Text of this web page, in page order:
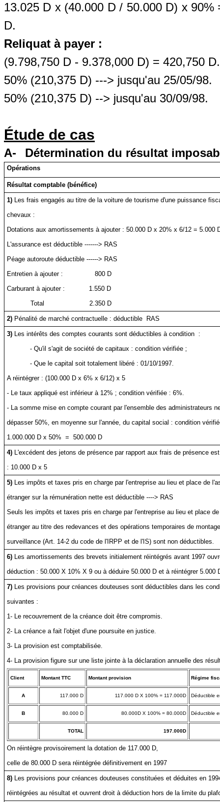
13.025 D x (40.000 D / 50.000 D) x
D.
Reliquat à payer :
(9.798,750 D - 9.378,000 D) = 420,750 D.
50% (210,375 D) ---> jusqu'au 25/05/98.
50% (210,375 D) --> jusqu'au 30/09/98.
Étude de cas
A- Détermination du résultat
Opérations
Résultat comptable (bénéfice)
1)
Les frais engagés au titre de la voiture de tourisme d'une puissance
chevaux :
Dotations aux amortissements à ajouter : 50.000 D x 20% x 6/12 = 5.000
L'assurance est déductible -------> RAS
Péage autoroute déductible ------> RAS
Entretien à ajouter :
800 D
Carburant à ajouter :
1.550 D
Total
2.350 D
2)Pénalité de marché contractuelle : déductible RAS
3) Les intérêts des comptes courants sont déductibles à condition
:
- Qu'il s'agit de société de capitaux : condition vérifiée ;
- Que le capital soit totalement libéré : 01/10/1997.
A réintégrer : (100.000 D x 6% x 6/12) x 5
- Le taux appliqué est inférieur à 12% ; condition vérifiée : 6%.
- La somme mise en compte courant par l'ensemble des administrateurs
dépasser 50%, en moyenne sur l'année, du capital social : condition
1.000.000 D x 50% = 500.000 D
4)L'excédent des jetons de présence par rapport aux frais de présence
: 10.000 D x 5
5)Les impôts et taxes pris en charge par l'entreprise au lieu et place de
étranger sur la rémunération nette est déductible ----> RAS
Seuls les impôts et taxes pris en charge par l'entreprise au lieu et place
étranger au titre des redevances et des opérations temporaires de
surveillance (Art. 14-2 du code de l'IRPP et de l'IS) sont non déductibles.
6)Les amortissements des brevets initialement réintégrés avant 1997
déduction : 50.000 X 10% X 9 ou à déduire 50.000 D et à réintégrer 5.000
7)Les provisions pour créances douteuses sont déductibles dans les
suivantes :
1- Le recouvrement de la créance doit être compromis.
2- La créance a fait l'objet d'une poursuite en justice.
3- La provision est comptabilisée.
4- La provision figure sur une liste jointe à la déclaration annuelle des
Client Montant TTC Montant provision Régime
A 117.000 D 117.000 D X 100% = 117.000D Déductible
B 80.000 D 80.000D X 100% = 80.000D Déductible
TOTAL 197.000D
On réintègre provisoirement la dotation de 117.000 D,
celle de 80.000 D sera réintégrée définitivement en 1997
8)Les provisions pour créances douteuses constituées et déduites en
réintégrées au résultat et ouvrent droit à déduction hors de la limite du